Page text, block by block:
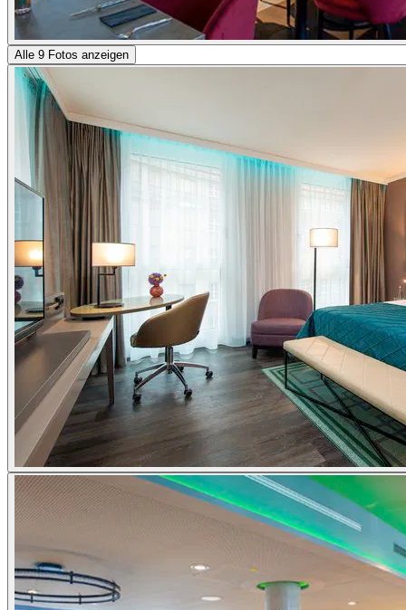
Alle 9 Fotos anzeigen